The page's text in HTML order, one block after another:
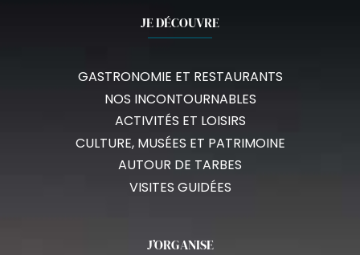
JE DÉCOUVRE
GASTRONOMIE ET RESTAURANTS
NOS INCONTOURNABLES
ACTIVITÉS ET LOISIRS
CULTURE, MUSÉES ET PATRIMOINE
AUTOUR DE TARBES
VISITES GUIDÉES
J’ORGANISE